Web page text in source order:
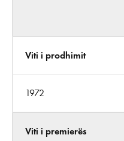
Viti i prodhimit
1972
Viti i premierës